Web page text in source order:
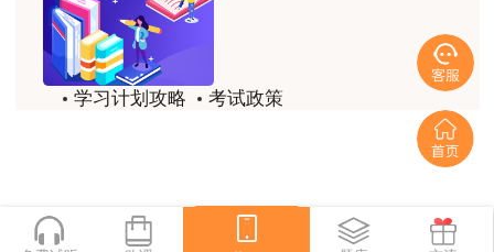
林轩老师是一个好老师，给我留下了深刻的影响
用户m1****88
冲着林轩老师过来买的课程，没时间学，就看了冲刺
林轩老师讲课实战型太强了，超级喜欢
学习计划攻略
考试政策